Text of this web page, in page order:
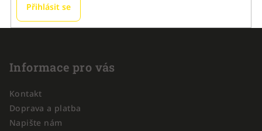
Přihlásit se
Informace pro vás
Kontakt
Doprava a platba
Napište nám